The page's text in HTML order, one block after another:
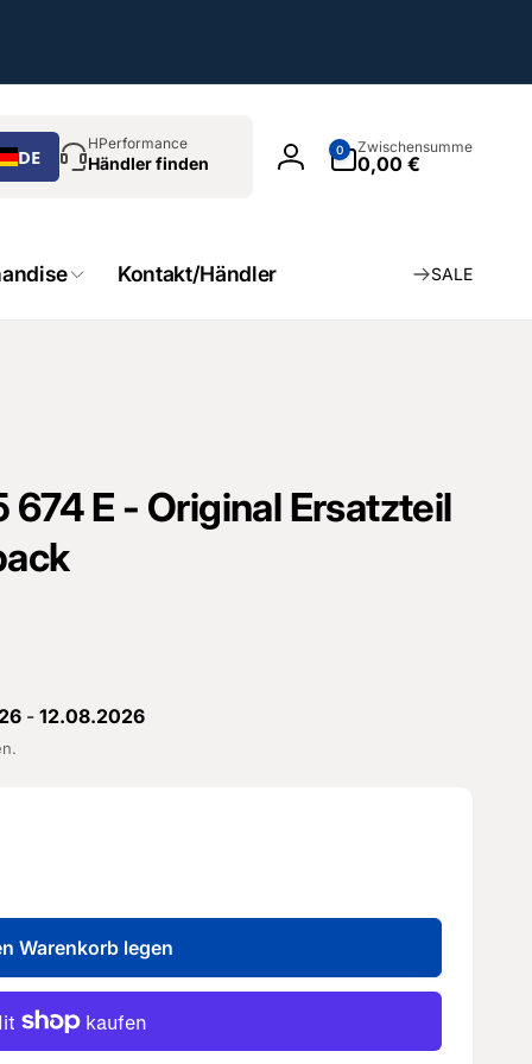
DE
HPerformance
Händler finden Einloggen
0
Artikel
Zwischensumme
0,00 €
Kontakt/Händler SALE
E - Original Ersatzteil
- 12.08.2026
Warenkorb legen